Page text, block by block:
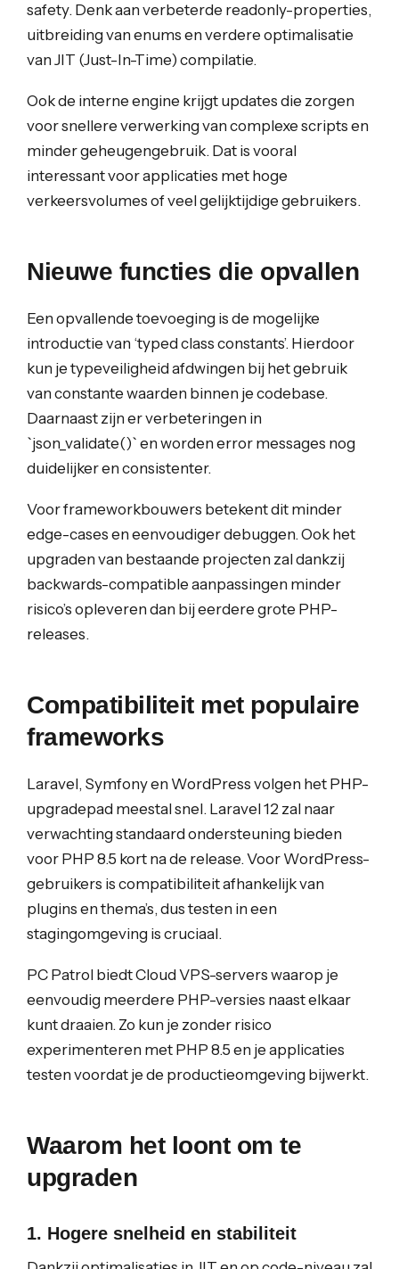
safety. Denk aan verbeterde readonly-properties,
uitbreiding van enums en verdere optimalisatie
van JIT (Just-In-Time) compilatie.
Ook de interne engine krijgt updates die zorgen
voor snellere verwerking van complexe scripts en
minder geheugengebruik. Dat is vooral
interessant voor applicaties met hoge
verkeersvolumes of veel gelijktijdige gebruikers.
Nieuwe functies die opvallen
Een opvallende toevoeging is de mogelijke
introductie van ‘typed class constants’. Hierdoor
kun je typeveiligheid afdwingen bij het gebruik
van constante waarden binnen je codebase.
Daarnaast zijn er verbeteringen in
`json_validate()` en worden error messages nog
duidelijker en consistenter.
Voor frameworkbouwers betekent dit minder
edge-cases en eenvoudiger debuggen. Ook het
upgraden van bestaande projecten zal dankzij
backwards-compatible aanpassingen minder
risico’s opleveren dan bij eerdere grote PHP-
releases.
Compatibiliteit met populaire
frameworks
Laravel, Symfony en WordPress volgen het PHP-
upgradepad meestal snel. Laravel 12 zal naar
verwachting standaard ondersteuning bieden
voor PHP 8.5 kort na de release. Voor WordPress-
gebruikers is compatibiliteit afhankelijk van
plugins en thema’s, dus testen in een
stagingomgeving is cruciaal.
PC Patrol biedt Cloud VPS-servers waarop je
eenvoudig meerdere PHP-versies naast elkaar
kunt draaien. Zo kun je zonder risico
experimenteren met PHP 8.5 en je applicaties
testen voordat je de productieomgeving bijwerkt.
Waarom het loont om te
upgraden
1. Hogere snelheid en stabiliteit